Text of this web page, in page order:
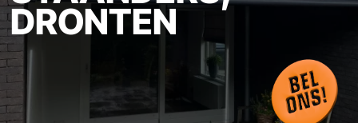
DRONTEN